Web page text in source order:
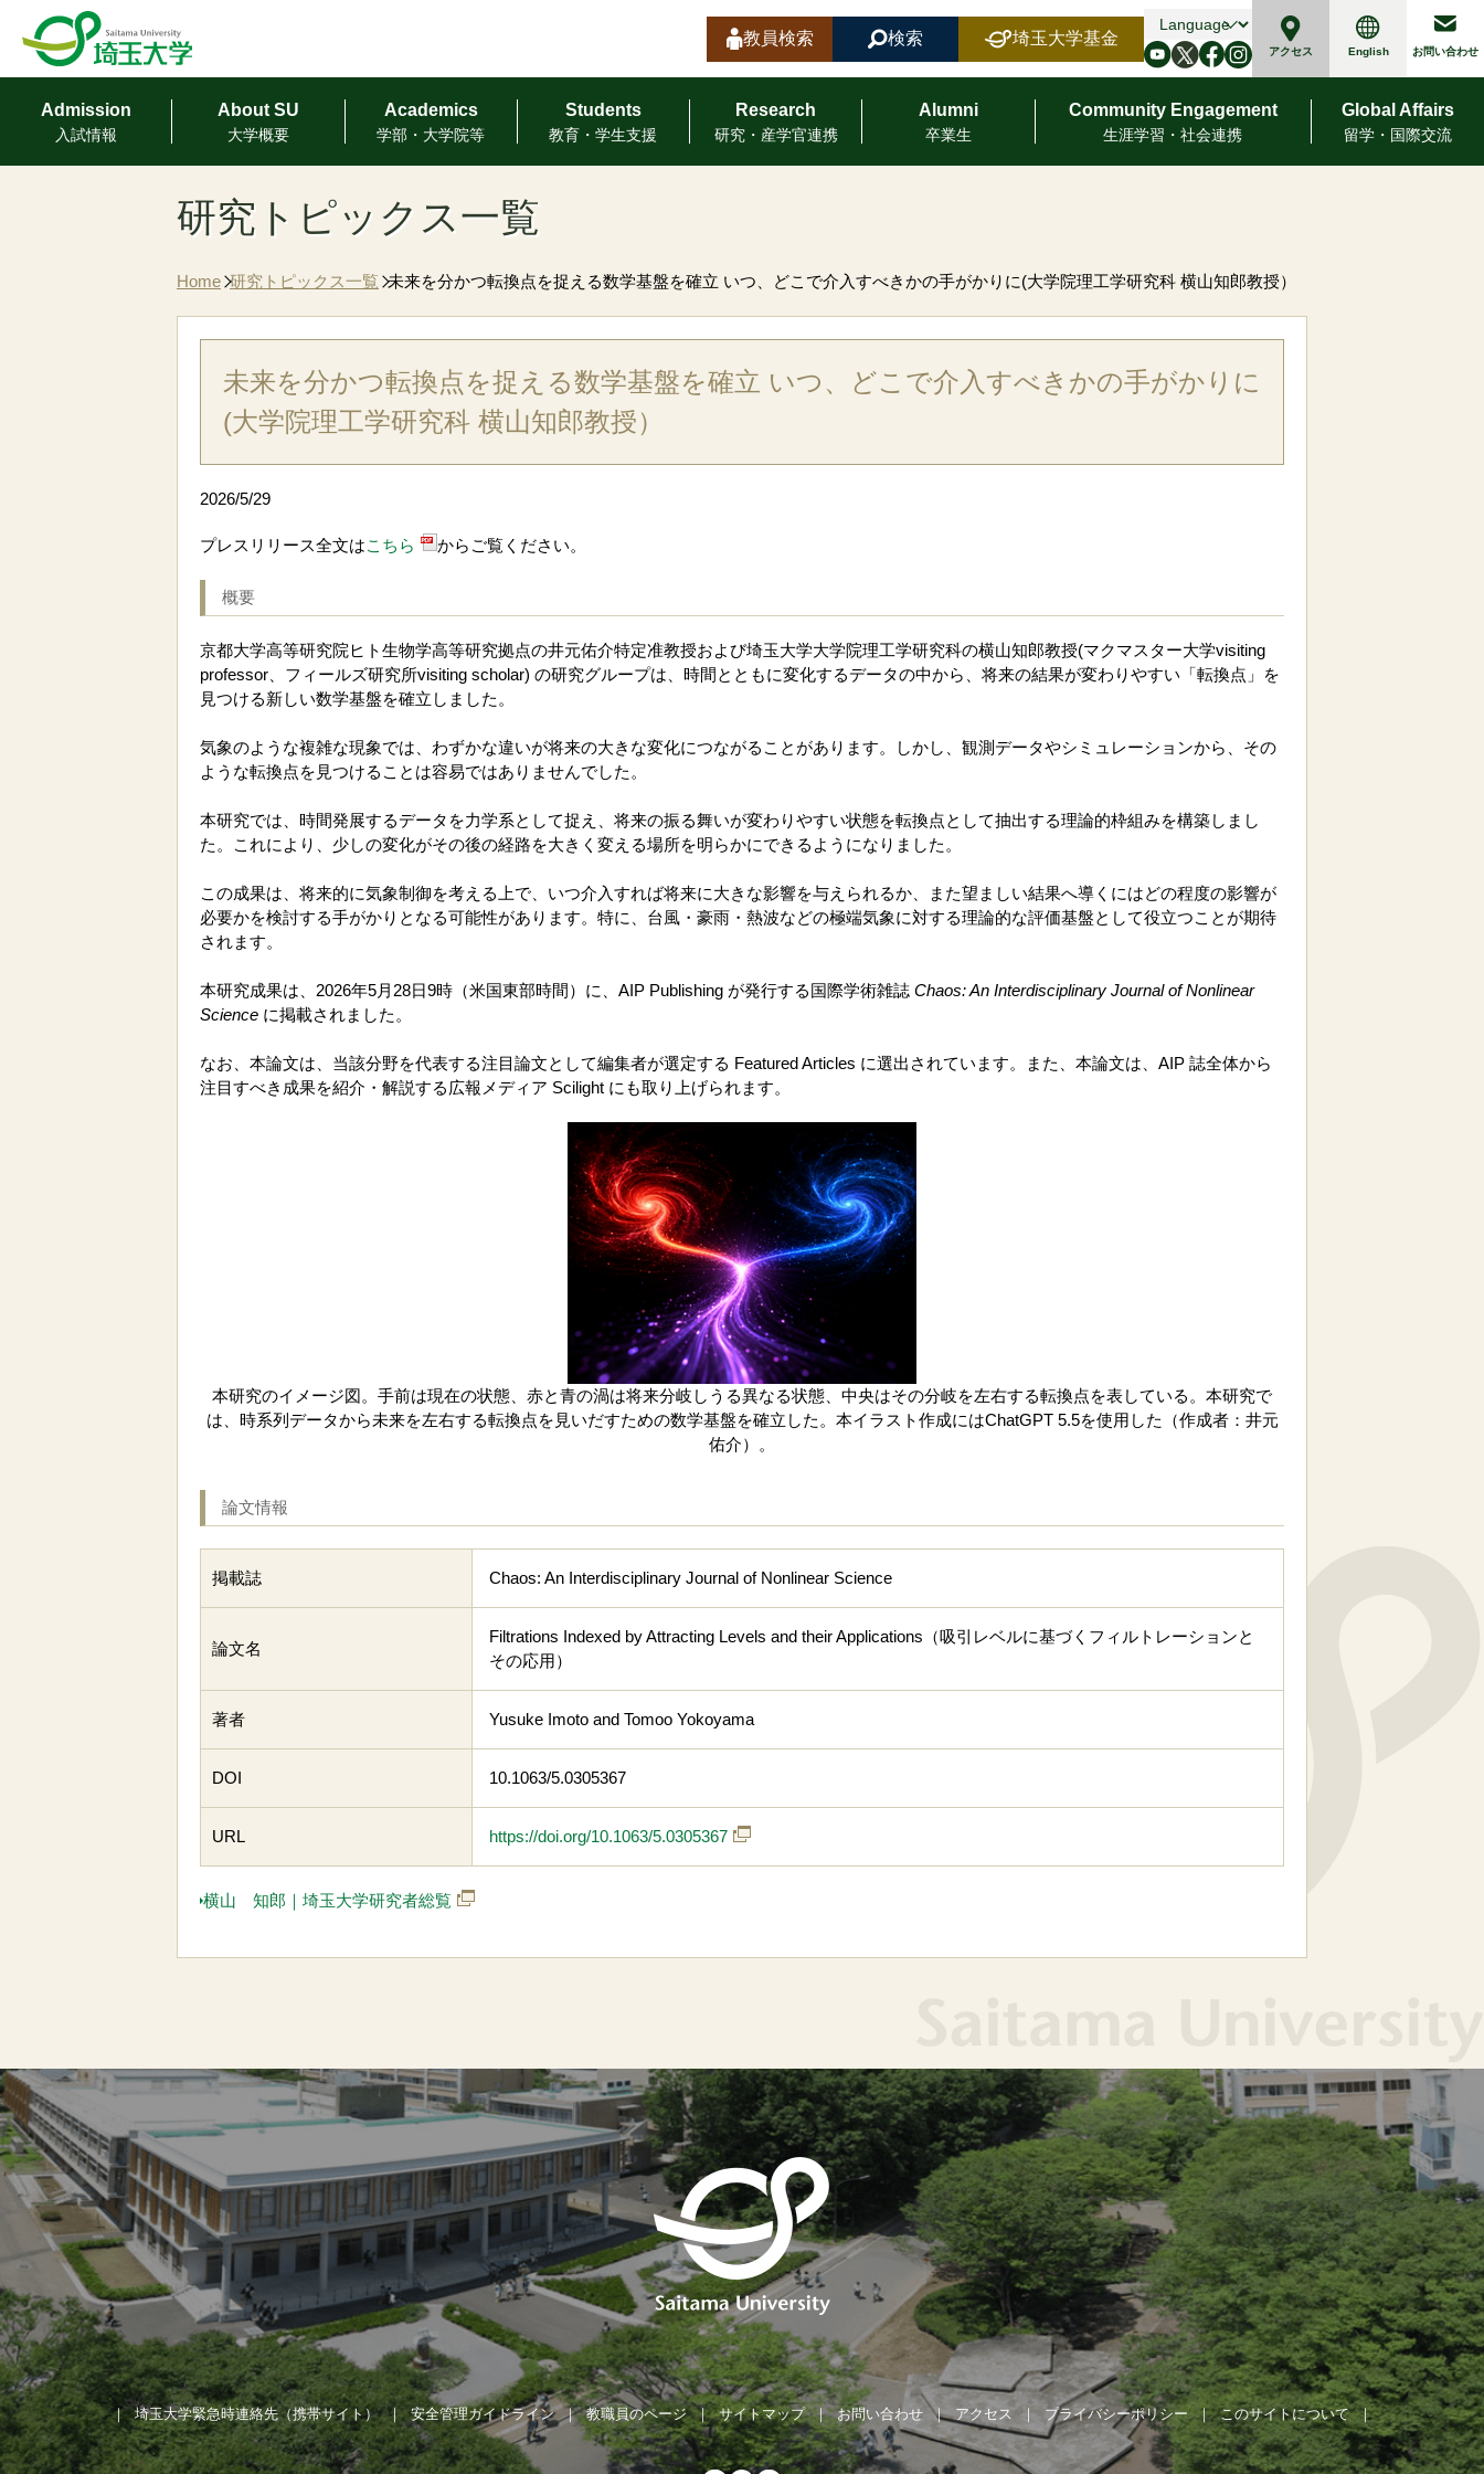
教員検索 検索 埼玉大学基金
アクセス English お問い合わせ
Admission
⼊試情報
About SU
⼤学概要
Academics
学部・⼤学院等
Students
教育・学⽣⽀援
Research
研究・産学官連携
Alumni
卒業⽣
Community Engagement
⽣涯学習・社会連携
Global Affairs
留学・国際交流
研究トピックス一覧
Home 研究トピックス一覧 未来を分かつ転換点を捉える数学基盤を確立 いつ、どこで介入すべきかの手がかりに(大学院理工学研究科 横山知郎教授）
未来を分かつ転換点を捉える数学基盤を確立 いつ、どこで介入すべきかの手がかりに
(大学院理工学研究科 横山知郎教授）
2026/5/29
プレスリリース全文はこちら からご覧ください。
概要
京都大学高等研究院ヒト生物学高等研究拠点の井元佑介特定准教授および埼玉大学大学院理工学研究科の横山知郎教授(マクマスター大学visiting
professor、フィールズ研究所visiting scholar) の研究グループは、時間とともに変化するデータの中から、将来の結果が変わりやすい「転換点」を
見つける新しい数学基盤を確立しました。
気象のような複雑な現象では、わずかな違いが将来の大きな変化につながることがあります。しかし、観測データやシミュレーションから、その
ような転換点を見つけることは容易ではありませんでした。
本研究では、時間発展するデータを力学系として捉え、将来の振る舞いが変わりやすい状態を転換点として抽出する理論的枠組みを構築しまし
た。これにより、少しの変化がその後の経路を大きく変える場所を明らかにできるようになりました。
この成果は、将来的に気象制御を考える上で、いつ介入すれば将来に大きな影響を与えられるか、また望ましい結果へ導くにはどの程度の影響が
必要かを検討する手がかりとなる可能性があります。特に、台風・豪雨・熱波などの極端気象に対する理論的な評価基盤として役立つことが期待
されます。
本研究成果は、2026年5月28日9時（米国東部時間）に、AIP Publishing が発行する国際学術雑誌 Chaos: An Interdisciplinary Journal of Nonlinear
Science に掲載されました。
なお、本論文は、当該分野を代表する注目論文として編集者が選定する Featured Articles に選出されています。また、本論文は、AIP 誌全体から
注目すべき成果を紹介・解説する広報メディア Scilight にも取り上げられます。
本研究のイメージ図。手前は現在の状態、赤と青の渦は将来分岐しうる異なる状態、中央はその分岐を左右する転換点を表している。本研究で
は、時系列データから未来を左右する転換点を見いだすための数学基盤を確立した。本イラスト作成にはChatGPT 5.5を使用した（作成者：井元
佑介）。
論文情報
掲載誌 Chaos: An Interdisciplinary Journal of Nonlinear Science
論文名
Filtrations Indexed by Attracting Levels and their Applications（吸引レベルに基づくフィルトレーションと
その応用）
著者 Yusuke Imoto and Tomoo Yokoyama
DOI 10.1063/5.0305367
URL https://doi.org/10.1063/5.0305367
横山 知郎｜埼玉大学研究者総覧
埼玉大学緊急時連絡先（携帯サイト） 安全管理ガイドライン 教職員のページ サイトマップ お問い合わせ アクセス プライバシーポリシー このサイトについて